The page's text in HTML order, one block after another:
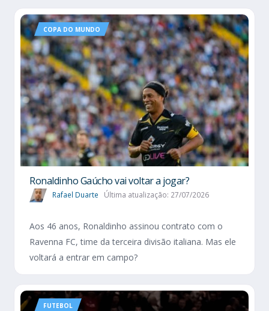
COPA DO MUNDO
Ronaldinho Gaúcho vai voltar a jogar?
Rafael Duarte Última atualização: 27/07/2026
Aos 46 anos, Ronaldinho assinou contrato com o
Ravenna FC, time da terceira divisão italiana. Mas ele
voltará a entrar em campo?
FUTEBOL